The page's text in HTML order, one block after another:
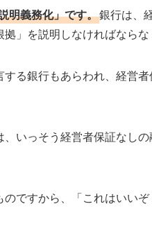
明義務化」です。銀行は、
」を説明しなければならな
る銀行もあらわれ、経営
いっそう経営者保証なし
ですから、「これはいい